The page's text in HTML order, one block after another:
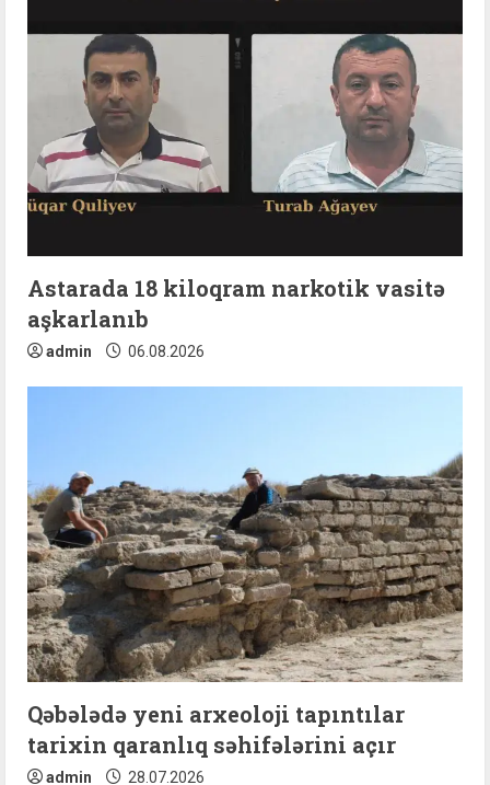
Astarada 18 kiloqram narkotik vasitə
aşkarlanıb
admin 06.08.2026
Qəbələdə yeni arxeoloji tapıntılar
tarixin qaranlıq səhifələrini açır
admin 28.07.2026